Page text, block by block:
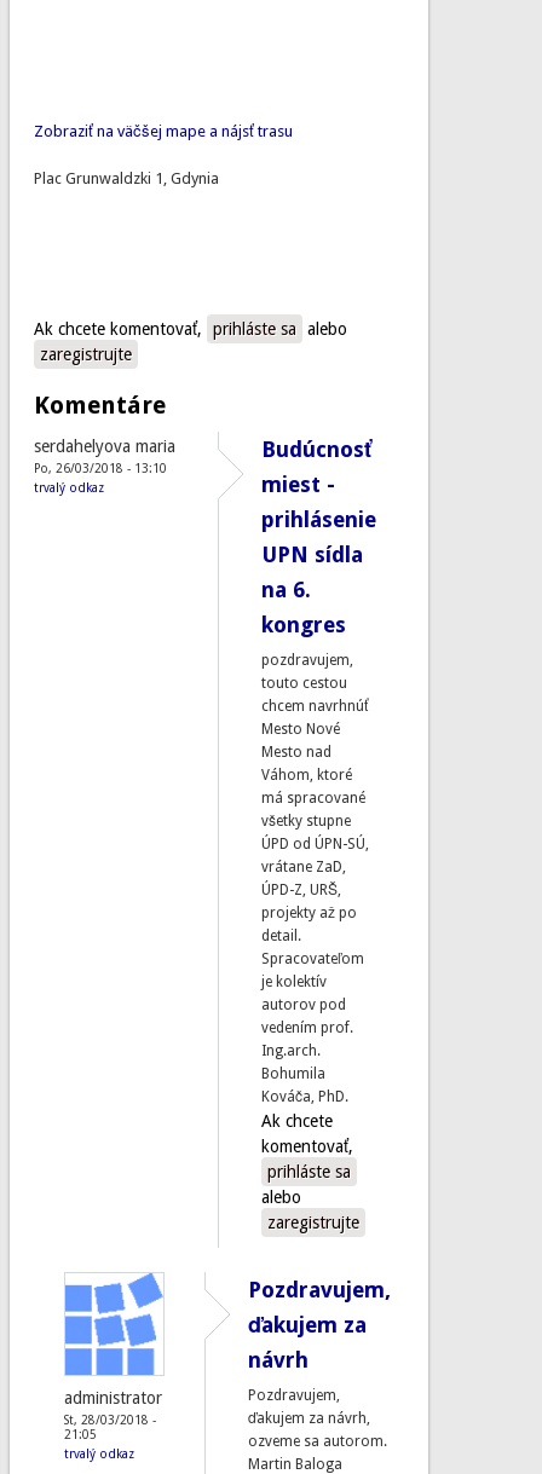
Zobraziť na väčšej mape a nájsť trasu
Plac Grunwaldzki 1, Gdynia
Ak chcete komentovať, prihláste sa
alebo
zaregistrujte
Komentáre
serdahelyova maria
Po, 26/03/2018 - 13:10
trvalý odkaz
Budúcnosť
miest -
prihlásenie
UPN sídla
na 6.
kongres
pozdravujem,
touto cestou
chcem navrhnúť
Mesto Nové
Mesto nad
Váhom, ktoré
má spracované
všetky stupne
ÚPD od ÚPN-SÚ,
vrátane ZaD,
ÚPD-Z, URŠ,
projekty až po
detail.
Spracovateľom
je kolektív
autorov pod
vedením prof.
Ing.arch.
Bohumila
Kováča, PhD.
Ak chcete
komentovať,
prihláste sa
alebo
zaregistrujte
administrator
St, 28/03/2018 -
21:05
trvalý odkaz
Pozdravujem,
ďakujem za
návrh
Pozdravujem,
ďakujem za návrh,
ozveme sa autorom.
Martin Baloga